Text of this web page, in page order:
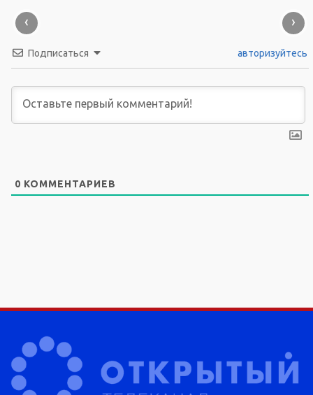
‹ ›
Подписаться авторизуйтесь
0 КОММЕНТАРИЕВ